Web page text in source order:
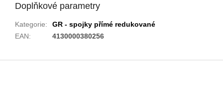
Doplňkové parametry
Kategorie:
GR - spojky přímé redukované
EAN: 4130000380256